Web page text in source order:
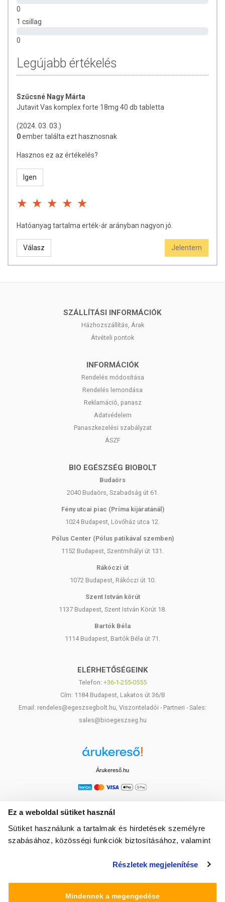
Ez a weboldal sütiket használ
Sütiket használunk a tartalmak és hirdetések személyre
szabásához, közösségi funkciók biztosításához, valamint
média-, hirdető- és elemező partnereinkkel megosztjuk az
Részletek megjelenítése
Mindennek a megengedése
0
1 csillag
0
Legújabb értékelés
Szűcsné Nagy Márta
Jutavit Vas komplex forte 18mg 40 db tabletta
(2024. 03. 03.)
0ember találta ezt hasznosnak
Hasznos ez az értékelés?
Igen
Hatóanyag tartalma erték-ár arányban nagyon jó.
Válasz Jelentem
SZÁLLÍTÁSI INFORMÁCIÓK
Házhozszállítás, Árak
Átvételi pontok
INFORMÁCIÓK
Rendelés módosítása
Rendelés lemondása
Reklamáció, panasz
Adatvédelem
Panaszkezelési szabályzat
ÁSZF
BIO EGÉSZSÉG BIOBOLT
Budaörs
2040 Budaörs, Szabadság út 61.
Fény utcai piac (Príma kijáratánál)
1024 Budapest, Lövőház utca 12.
Pólus Center (Pólus patikával szemben)
1152 Budapest, Szentmihályi út 131.
Rákóczi út
1072 Budapest, Rákóczi út 10.
Szent István körút
1137 Budapest, Szent István Körút 18.
Bartók Béla
1114 Budapest, Bartók Béla út 71.
ELÉRHETŐSÉGEINK
Telefon: +36-1-255-0555
Cím: 1184 Budapest, Lakatos út 36/B
Email: rendeles@egeszsegbolt.hu, Viszonteladói - Partneri - Sales:
sales@bioegeszseg.hu
Árukereső.hu